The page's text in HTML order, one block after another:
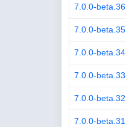
7.0.0-beta.36
7.0.0-beta.35
7.0.0-beta.34
7.0.0-beta.33
7.0.0-beta.32
7.0.0-beta.31